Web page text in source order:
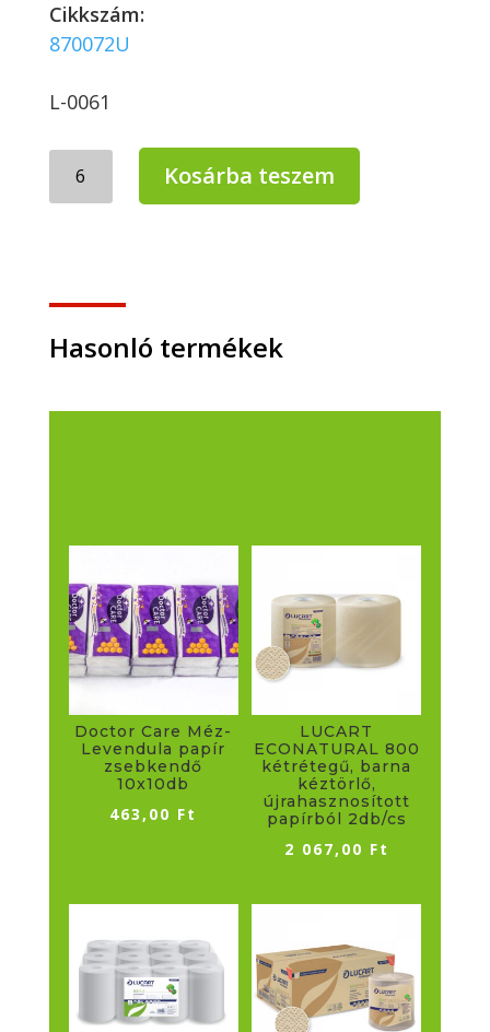
Cikkszám:
870072U
L-0061
STRONG
80
mennyiség
Kosárba teszem
Hasonló termékek
Doctor Care Méz-
Levendula papír
zsebkendő
10x10db
463,00 Ft
LUCART
ECONATURAL 800
kétrétegű, barna
kéztörlő,
újrahasznosított
papírból 2db/cs
2 067,00 Ft